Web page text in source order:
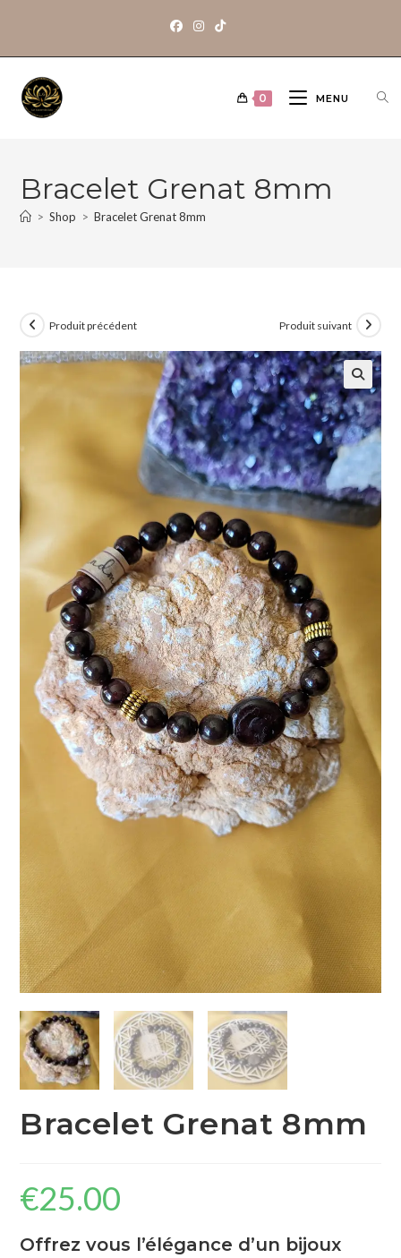
0 MENU
Bracelet Grenat 8mm
> Shop > Bracelet Grenat 8mm
Produit précédent Produit suivant
🔍
Bracelet Grenat 8mm
€25.00
Offrez vous l’élégance d’un bijoux